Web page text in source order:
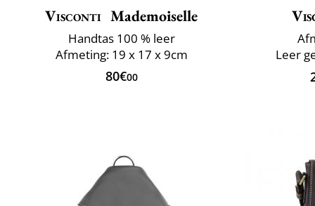
Visconti Mademoiselle
Handtas 100 % leer
Afmeting: 19 x 17 x 9cm
80€00
Leer